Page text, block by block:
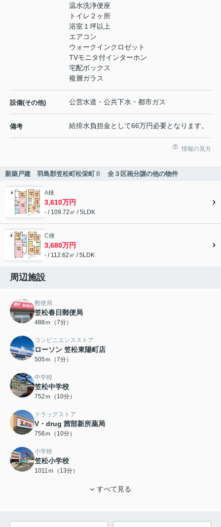
温水洗浄便座
トイレ２ヶ所
浴室１坪以上
エアコン
ウォークインクロゼット
TVモニタ付インターホン
宅配ボックス
複層ガラス
設備(その他) 公営水道・公共下水・都市ガス
備考 給排水負担金として66万円必要となります。
情報の見方
新築戸建 羽島郡笠松町松栄町Ⅱ 全３区画分譲の他の物件
A棟
3,610万円
- / 109.72㎡ / 5LDK
C棟
3,680万円
- / 112.62㎡ / 5LDK
周辺施設
郵便局
笠松春日郵便局
488ｍ（7分）
コンビニエンスストア
ローソン 笠松東陽町店
505ｍ（7分）
中学校
笠松中学校
752ｍ（10分）
ドラッグストア
V・drug 茜部新所薬局
756ｍ（10分）
小学校
笠松小学校
1011ｍ（13分）
すべて見る